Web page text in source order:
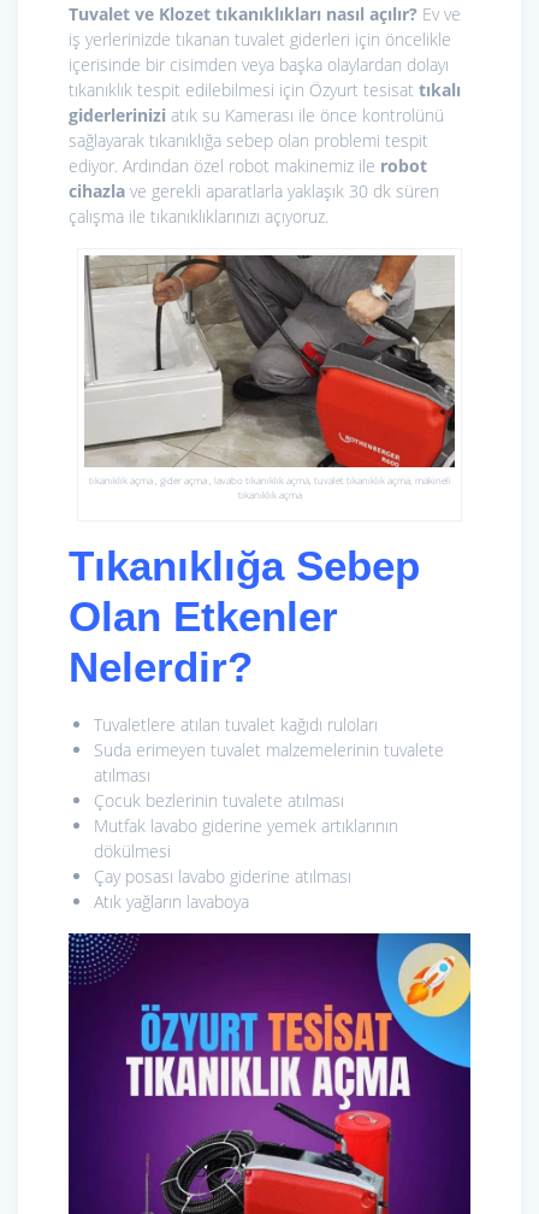
Tuvalet ve Klozet tıkanıklıkları nasıl açılır? Ev ve
iş yerlerinizde tıkanan tuvalet giderleri için öncelikle
içerisinde bir cisimden veya başka olaylardan dolayı
tıkanıklık tespit edilebilmesi için Özyurt tesisat tıkalı
giderlerinizi atık su Kamerası ile önce kontrolünü
sağlayarak tıkanıklığa sebep olan problemi tespit
ediyor. Ardından özel robot makinemiz ile robot
cihazla ve gerekli aparatlarla yaklaşık 30 dk süren
çalışma ile tıkanıklıklarınızı açıyoruz.
tıkanıklık açma , gider açma , lavabo tıkanıklık açma, tuvalet tıkanıklık açma, makineli
tıkanıklık açma
Tıkanıklığa Sebep
Olan Etkenler
Nelerdir?
Tuvaletlere atılan tuvalet kağıdı ruloları
Suda erimeyen tuvalet malzemelerinin tuvalete
atılması
Çocuk bezlerinin tuvalete atılması
Mutfak lavabo giderine yemek artıklarının
dökülmesi
Çay posası lavabo giderine atılması
Atık yağların lavaboya